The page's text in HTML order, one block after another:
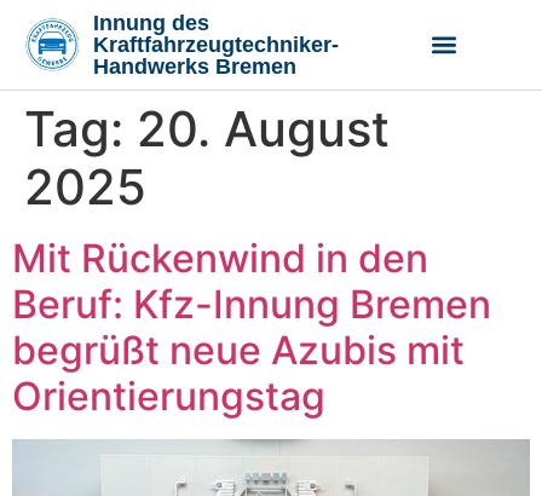
springen
Innung des
Kraftfahrzeugtechniker-
Handwerks Bremen
Tag: 20. August
2025
Mit Rückenwind in den
Beruf: Kfz-Innung Bremen
begrüßt neue Azubis mit
Orientierungstag